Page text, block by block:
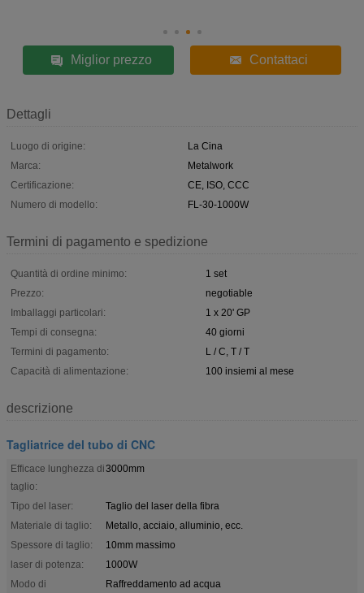
Miglior prezzo Contattaci
Dettagli
Luogo di origine:
La Cina
Marca:
Metalwork
Certificazione:
CE, ISO, CCC
Numero di modello:
FL-30-1000W
Termini di pagamento e spedizione
Quantità di ordine minimo:
1 set
Prezzo:
negotiable
Imballaggi particolari:
1 x 20' GP
Tempi di consegna:
40 giorni
Termini di pagamento:
L / C, T / T
Capacità di alimentazione:
100 insiemi al mese
descrizione
Tagliatrice del tubo di CNC
Efficace lunghezza di
taglio:
3000mm
Tipo del laser:
Taglio del laser della fibra
Materiale di taglio:
Metallo, acciaio, alluminio, ecc.
Spessore di taglio:
10mm massimo
laser di potenza:
1000W
Modo di
Raffreddamento ad acqua